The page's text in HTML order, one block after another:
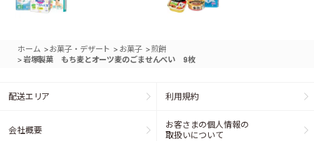
ホーム >お菓子・デザート > お菓子 >煎餅
>岩塚製菓 もち麦とオーツ麦のごませんべい 9枚
配送エリア 利用規約
会社概要
お客さまの個人情報の
取扱いについて